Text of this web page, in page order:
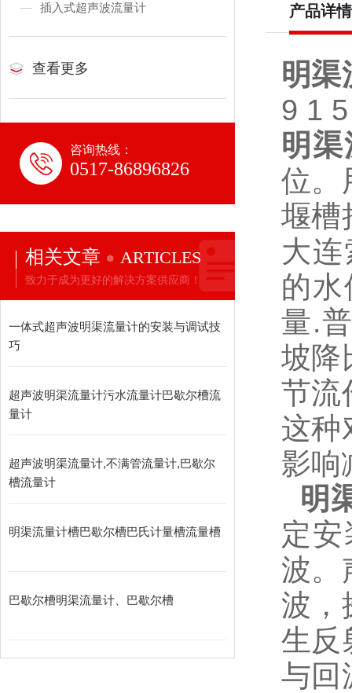
插入式超声波流量计
查看更多
咨询热线：
0517-86896826
相关文章 ARTICLES
致力于成为更好的解决方案供应商！
一体式超声波明渠流量计的安装与调试技
巧
超声波明渠流量计污水流量计巴歇尔槽流
量计
超声波明渠流量计,不满管流量计,巴歇尔
槽流量计
明渠流量计槽巴歇尔槽巴氏计量槽流量槽
巴歇尔槽明渠流量计、巴歇尔槽
产品详情
明渠
9 1
明
位。
堰槽
大
的
量.
坡降
节流
这种
影响
明
定
波。
波，
生反
与回